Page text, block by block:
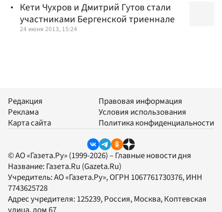
Кети Чухров и Дмитрий Гутов стали
участниками Бергенской триеннале
24 июня 2013, 15:24
Редакция
Реклама
Карта сайта
Правовая информация
Условия использования
Политика конфиденциальности
© АО «Газета.Ру» (1999-2026) – Главные новости дня
Название: Газета.Ru (Gazeta.Ru)
Учредитель:АО «Газета.Ру», ОГРН 1067761730376, ИНН
7743625728
Адрес учредителя: 125239, Россия, Москва, Коптевская